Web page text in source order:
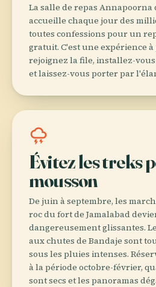
La salle de repas
accueille chaque jour des
toutes confessions pour un
gratuit. C'est une expérience
rejoignez la file, installez-
et laissez-vous porter par
thunderstorm
Évitez les treks
mousson
De juin à septembre, les
roc du fort de Jamalabad
dangereusement glissantes.
aux chutes de Bandaje sont
sous les pluies intenses.
à la période octobre-février,
sont secs et les panoramas